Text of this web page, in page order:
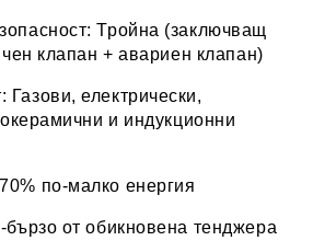
Тройна (заключващ
клапан + авариен клапан)
електрически,
и индукционни
по-малко енергия
бързо от обикновена тенджера